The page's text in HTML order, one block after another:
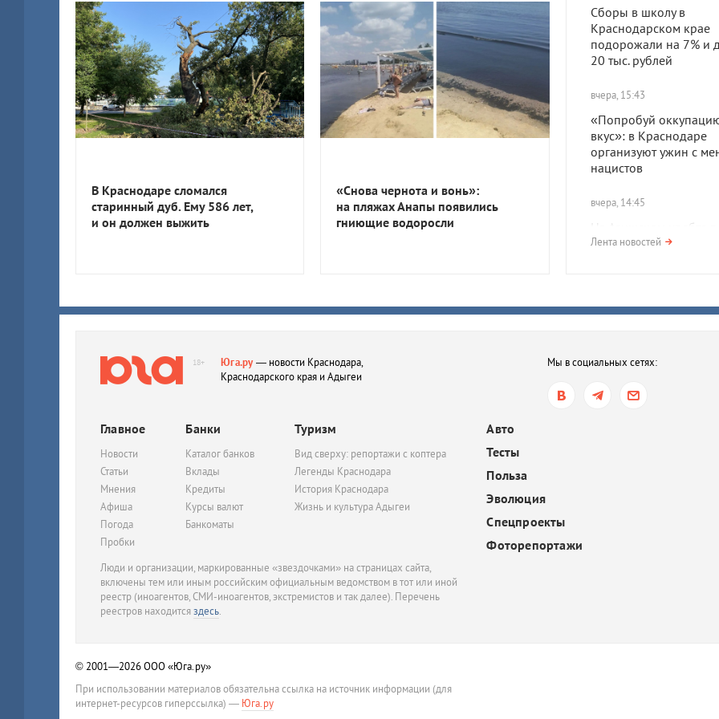
Сборы в школу в
Краснодарском крае
подорожали на 7% и
20 тыс. рублей
вчера, 15:43
«Попробуй
вкус»: в Краснодаре
организуют ужин с
нацистов
вчера, 14:45
На Азишском хребте в
нашли поселение
В Тихорецке мать
продолжить терапию
вчера, 14:04
Лента новостей
В Краснодаре сломался
старинный дуб. Ему 586 лет,
и он должен выжить
«Снова чернота и вонь»:
на пляжах Анапы появились
гниющие водоросли
18+ Юга.ру— новости Краснодара,
Краснодарского края и Адыгеи
Мы в социальных сетях:
Главное
Новости
Статьи
Мнения
Афиша
Погода
Пробки
Банки
Каталог банков
Вклады
Кредиты
Курсы валют
Банкоматы
Туризм
Вид сверху: репортажи с коптера
Легенды Краснодара
История Краснодара
Жизнь и культура Адыгеи
Авто
Тесты
Польза
Эволюция
Спецпроекты
Фоторепортажи
Люди и организации, маркированные «звездочками» на страницах сайта,
включены тем или иным российским официальным ведомством в тот или иной
реестр (иноагентов, СМИ-иноагентов, экстремистов и так далее). Перечень
реестров находитсяздесь.
© 2001—2026ООО «Юга.ру»
При использовании материалов обязательна ссылка на источник информации (для
интернет-ресурсов гиперссылка) — Юга.ру